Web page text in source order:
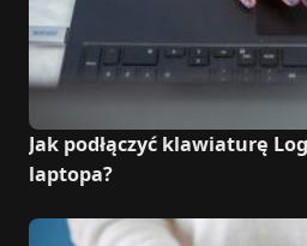
Jak podłączyć klawiaturę
laptopa?